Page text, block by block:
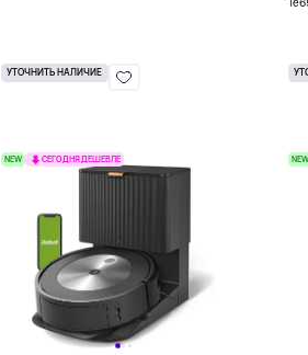
УТОЧНИТЬ НАЛИЧИЕ
NEW СЕГОДНЯ ДЕШЕВЛЕ NEW